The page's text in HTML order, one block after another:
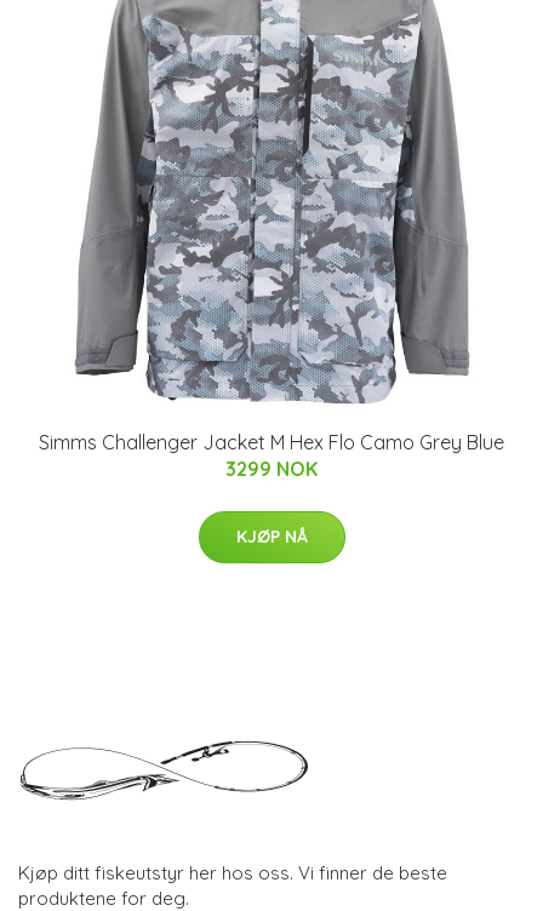
Simms Challenger Jacket M Hex Flo Camo Grey Blue
3299 NOK
KJØP NÅ
Kjøp ditt fiskeutstyr her hos oss. Vi finner de beste
produktene for deg.